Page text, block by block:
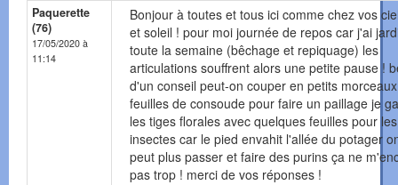
Paquerette
(76)
17/05/2020 à
11:14
Bonjour à toutes et tous ici comme chez vos
et soleil ! pour moi journée de repos car j'ai
toute la semaine (bêchage et repiquage) les
articulations souffrent alors une petite pause !
d'un conseil peut-on couper en petits
feuilles de consoude pour faire un paillage je
les tiges florales avec quelques feuilles pour les
insectes car le pied envahit l'allée du potager
peut plus passer et faire des purins ça ne
pas trop ! merci de vos réponses !